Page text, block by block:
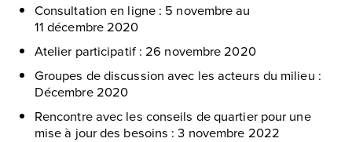
Consultation en ligne : 5 novembre au
11 décembre 2020
Atelier participatif : 26 novembre 2020
Groupes de discussion avec les acteurs du milieu :
Décembre 2020
Rencontre avec les conseils de quartier pour une
mise à jour des besoins : 3 novembre 2022